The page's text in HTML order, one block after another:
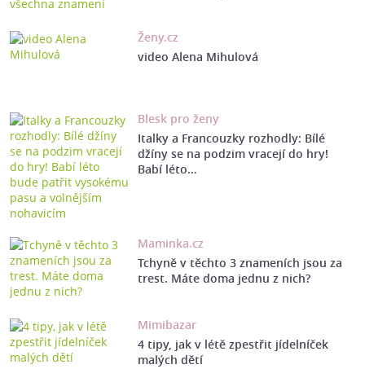
Ženy.cz
video Alena Mihulová
Blesk pro ženy
Italky a Francouzky rozhodly: Bílé
džíny se na podzim vracejí do hry!
Babí léto…
Maminka.cz
Tchyně v těchto 3 znameních jsou za
trest. Máte doma jednu z nich?
Mimibazar
4 tipy, jak v létě zpestřit jídelníček
malých dětí